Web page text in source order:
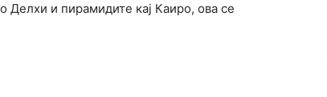
Делхи и пирамидите кај Каиро, ова се